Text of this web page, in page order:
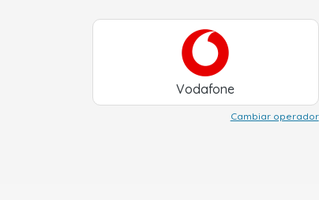
Vodafone
Cambiar operador